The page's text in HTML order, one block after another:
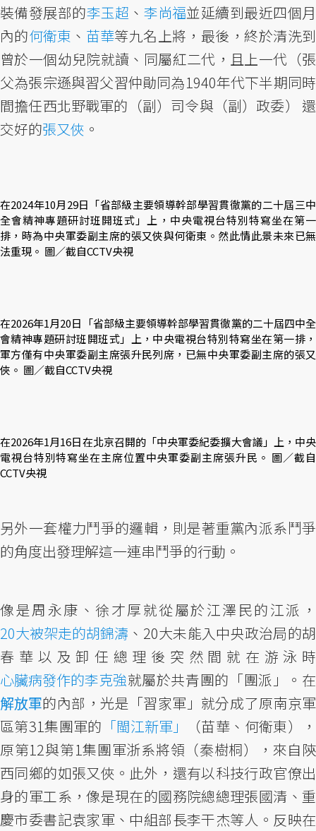
裝備發展部的李玉超 、 李尚福並延續到最近四個月
內的何衛東 、 苗華等九名上將，最後，終於清洗到
曾於一個幼兒院就讀、同屬紅二代，且上一代（張
父為張宗遜與習父習仲勛同為1940年代下半期同時
間擔任西北野戰軍的（副）司令與（副）政委） 還
交好的張又俠 。
在2024年10月29日「省部級主要領導幹部學習貫徹黨的二十屆三中
全會精神專題研討班開班式」上，中央電視台特別特寫坐在第一
排，時為中央軍委副主席的張又俠與何衛東。然此情此景未來已無
法重現。 圖／截自CCTV央視
在2026年1月20日「省部級主要領導幹部學習貫徹黨的二十屆四中全
會精神專題研討班開班式」上，中央電視台特別特寫坐在第一排，
軍方僅有中央軍委副主席張升民列席，已無中央軍委副主席的張又
俠。 圖／截自CCTV央視
在2026年1月16日在北京召開的「中央軍委紀委擴大會議」上，中央
電視台特別特寫坐在主席位置中央軍委副主席張升民。 圖／截自
CCTV央視
另外一套權力鬥爭的邏輯，則是著重黨內派系鬥爭
的角度出發理解這一連串鬥爭的行動。
像是周永康、徐才厚就從屬於江澤民的江派，
20大被架走的胡錦濤 、20大未能入中央政治局的胡
春華以及卸任總理後突然間就在游泳時
心臟病發作的李克強就屬於共青團的「團派」。在
解放軍的內部，光是「習家軍」就分成了原南京軍
區第31集團軍的 「閩江新軍」
（苗華、何衛東），
原第12與第1集團軍浙系將領（秦樹桐），來自陝
西同鄉的如張又俠。此外，還有以科技行政官僚出
身的軍工系，像是現在的國務院總總理張國清、重
慶市委書記袁家軍、中組部長李干杰等人。反映在